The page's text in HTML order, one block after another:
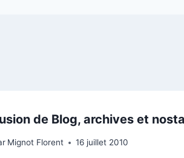
de Blog, archives et
Mignot Florent 16 juillet 2010